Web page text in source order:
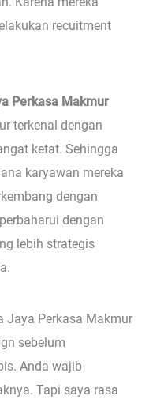
recuitment
Perkasa Makmur
terkenal dengan
ketat. Sehingga
karyawan mereka
dengan
dengan
lebih strategis
Jaya Perkasa Makmur
sebelum
Anda wajib
Tapi saya rasa